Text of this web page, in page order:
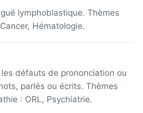
lymphoblastique. Thèmes
Hématologie.
défauts de prononciation ou
parlés ou écrits. Thèmes
: ORL, Psychiatrie.